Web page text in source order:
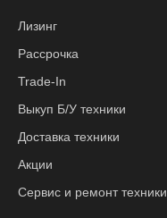
Лизинг
Рассрочка
Trade-In
Выкуп Б/У техники
Доставка техники
Акции
Сервис и ремонт техники